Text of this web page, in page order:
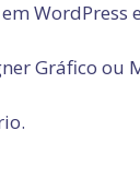
WordPress
Gráfico ou